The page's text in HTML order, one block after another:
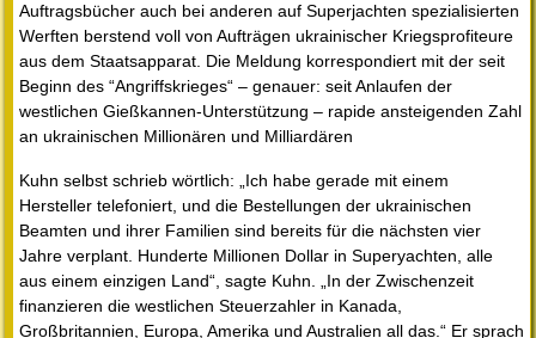
Auftragsbücher auch bei anderen auf Superjachten spezialisierten
Werften berstend voll von Aufträgen ukrainischer Kriegsprofiteure
aus dem Staatsapparat. Die Meldung korrespondiert mit der seit
Beginn des “Angriffskrieges“ – genauer: seit Anlaufen der
westlichen Gießkannen-Unterstützung – rapide ansteigenden Zahl
an ukrainischen Millionären und Milliardären
Kuhn selbst schrieb wörtlich: „Ich habe gerade mit einem
Hersteller telefoniert, und die Bestellungen der ukrainischen
Beamten und ihrer Familien sind bereits für die nächsten vier
Jahre verplant. Hunderte Millionen Dollar in Superyachten, alle
aus einem einzigen Land“, sagte Kuhn. „In der Zwischenzeit
finanzieren die westlichen Steuerzahler in Kanada,
Großbritannien, Europa, Amerika und Australien all das.“ Er sprach